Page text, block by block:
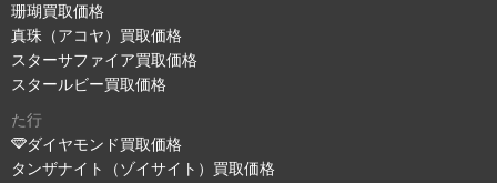
珊瑚買取価格
真珠（アコヤ）買取価格
スターサファイア買取価格
スタールビー買取価格
た行
ダイヤモンド買取価格
タンザナイト（ゾイサイト）買取価格